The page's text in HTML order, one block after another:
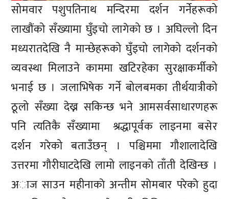
सोमवार पशुपतिनाथ मन्दिरमा दर्शन गर्नेहरूको
लाखौंको सँख्यामा घुँइचो लागेको छ । अघिल्लो दिन
मध्यरातदेखि नै मान्छेहरूको घुँइचो लागेको दर्शनको
व्यवस्था मिलाउने काममा खटिरहेका सुरक्षाकर्मीको
भनाई छ । जलाभिषेक गर्ने बोलबमका तीर्थयात्रीको
ठूलो सँख्या देख्न सकिन्छ भने आमसर्वसाधारणहरू
पनि त्यतिकै सँख्यामा श्रद्धापूर्वक लाइनमा बसेर
दर्शन गरेको बताउँछन् । पश्चिममा गौशालादेखि
उत्तरमा गौरीघाटदेखि लामो लाइनको ताँती देखिन्छ ।
अाज साउन महीनाकाे अन्तीम साेमबार परेकाे हुदा